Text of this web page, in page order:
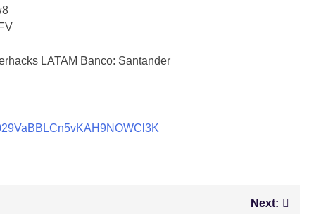
LATAM Banco: Santander
Next: